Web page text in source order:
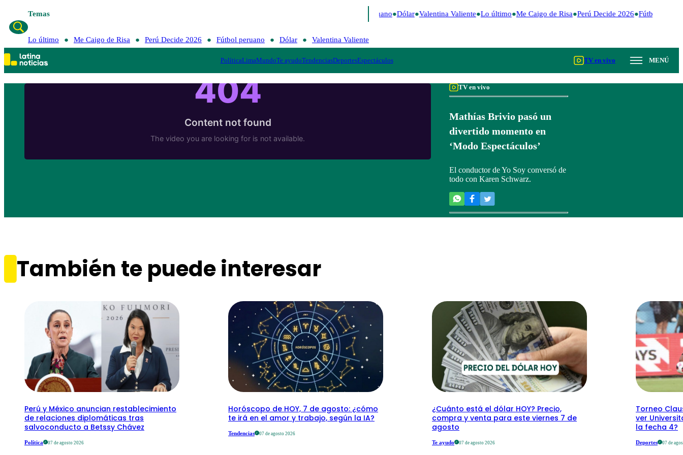
Temas Fútbol peruano Dólar Valentina Valiente Lo último Me Caigo de Risa Perú Decide 2026 Fútbol
Lo último Me Caigo de Risa Perú Decide 2026 Fútbol peruano Dólar Valentina Valiente
PolíticaLimaMundoTe ayudoTendenciasDeportesEspectáculos TV en vivo MENÚ
TV en vivo
Mathías Brivio pasó un
divertido momento en
‘Modo Espectáculos’
El conductor de Yo Soy conversó de
todo con Karen Schwarz.
También te puede interesar
Perú y México anuncian restablecimiento
de relaciones diplomáticas tras
salvoconducto a Betssy Chávez
Política 07 de agosto 2026
Horóscopo de HOY, 7 de agosto: ¿cómo
te irá en el amor y trabajo, según la IA?
Tendencias 07 de agosto 2026
¿Cuánto está el dólar HOY? Precio,
compra y venta para este viernes 7 de
agosto
Te ayudo 07 de agosto 2026
Torneo
ver
la fecha 4?
Deportes 07 de